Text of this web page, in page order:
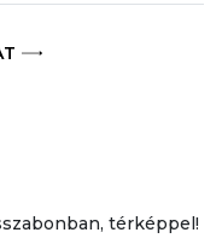
térképpel!